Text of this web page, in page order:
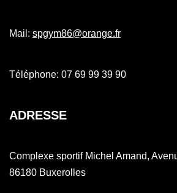
Mail: spgym86@orange.fr
Téléphone: 07 69 99 39 90
ADRESSE
Complexe sportif Michel Amand,
86180 Buxerolles